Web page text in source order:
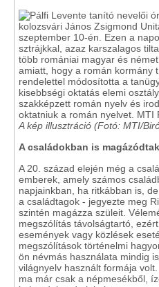
A kép illusztráció (Fotó: MTI/
A családokban is magázódtak
A 20. század elején még a
emberek, amely számos
napjainkban, ha ritkábban is,
a családtagok - jegyezte meg
szintén magázza szüleit.
megszólítás távolságtartó,
események vagy közlések
megszólítások történelmi
ön névmás használata mindig
világnyelv használt formája
ma már csak a népmesékből,